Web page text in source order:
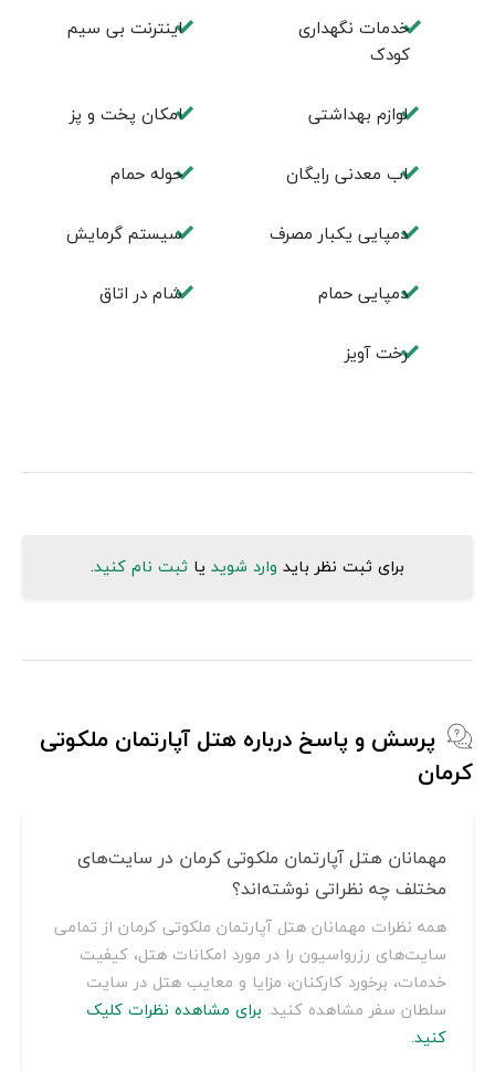
خدمات نگهداری
کودک
اینترنت بی سیم
لوازم بهداشتی امکان پخت و پز
اب معدنی رایگان حوله حمام
دمپایی یکبار مصرف سیستم گرمایش
دمپایی حمام شام در اتاق
رخت آویز
برای ثبت نظر باید وارد شوید یا ثبت نام کنید.
پرسش و پاسخ درباره هتل آپارتمان ملکوتی
کرمان
مهمانان هتل آپارتمان ملکوتی کرمان در سایت‌های
مختلف چه نظراتی نوشته‌اند؟
همه نظرات مهمانان هتل آپارتمان ملکوتی کرمان از تمامی
سایت‌های رزرواسیون را در مورد امکانات هتل، کیفیت
خدمات، برخورد کارکنان، مزایا و معایب هتل در سایت
سلطان سفر مشاهده کنید. برای مشاهده نظرات کلیک
کنید.